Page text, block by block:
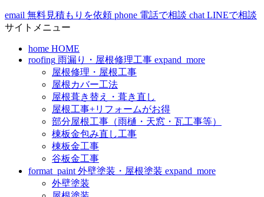
email 無料見積もりを依頼 phone 電話で相談 chat LINEで相談
サイトメニュー
home HOME
roofing 雨漏り・屋根修理工事 expand_more
屋根修理・屋根工事
屋根カバー工法
屋根葺き替え・葺き直し
屋根工事+リフォームがお得
部分屋根工事（雨樋・天窓・瓦工事等）
棟板金包み直し工事
棟板金工事
谷板金工事
format_paint 外壁塗装・屋根塗装 expand_more
外壁塗装